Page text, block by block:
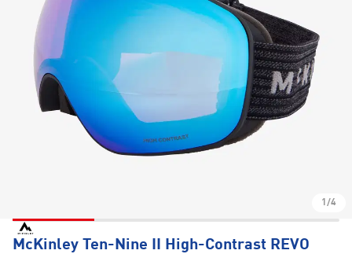
1/4
McKinley Ten-Nine II High-Contrast REVO